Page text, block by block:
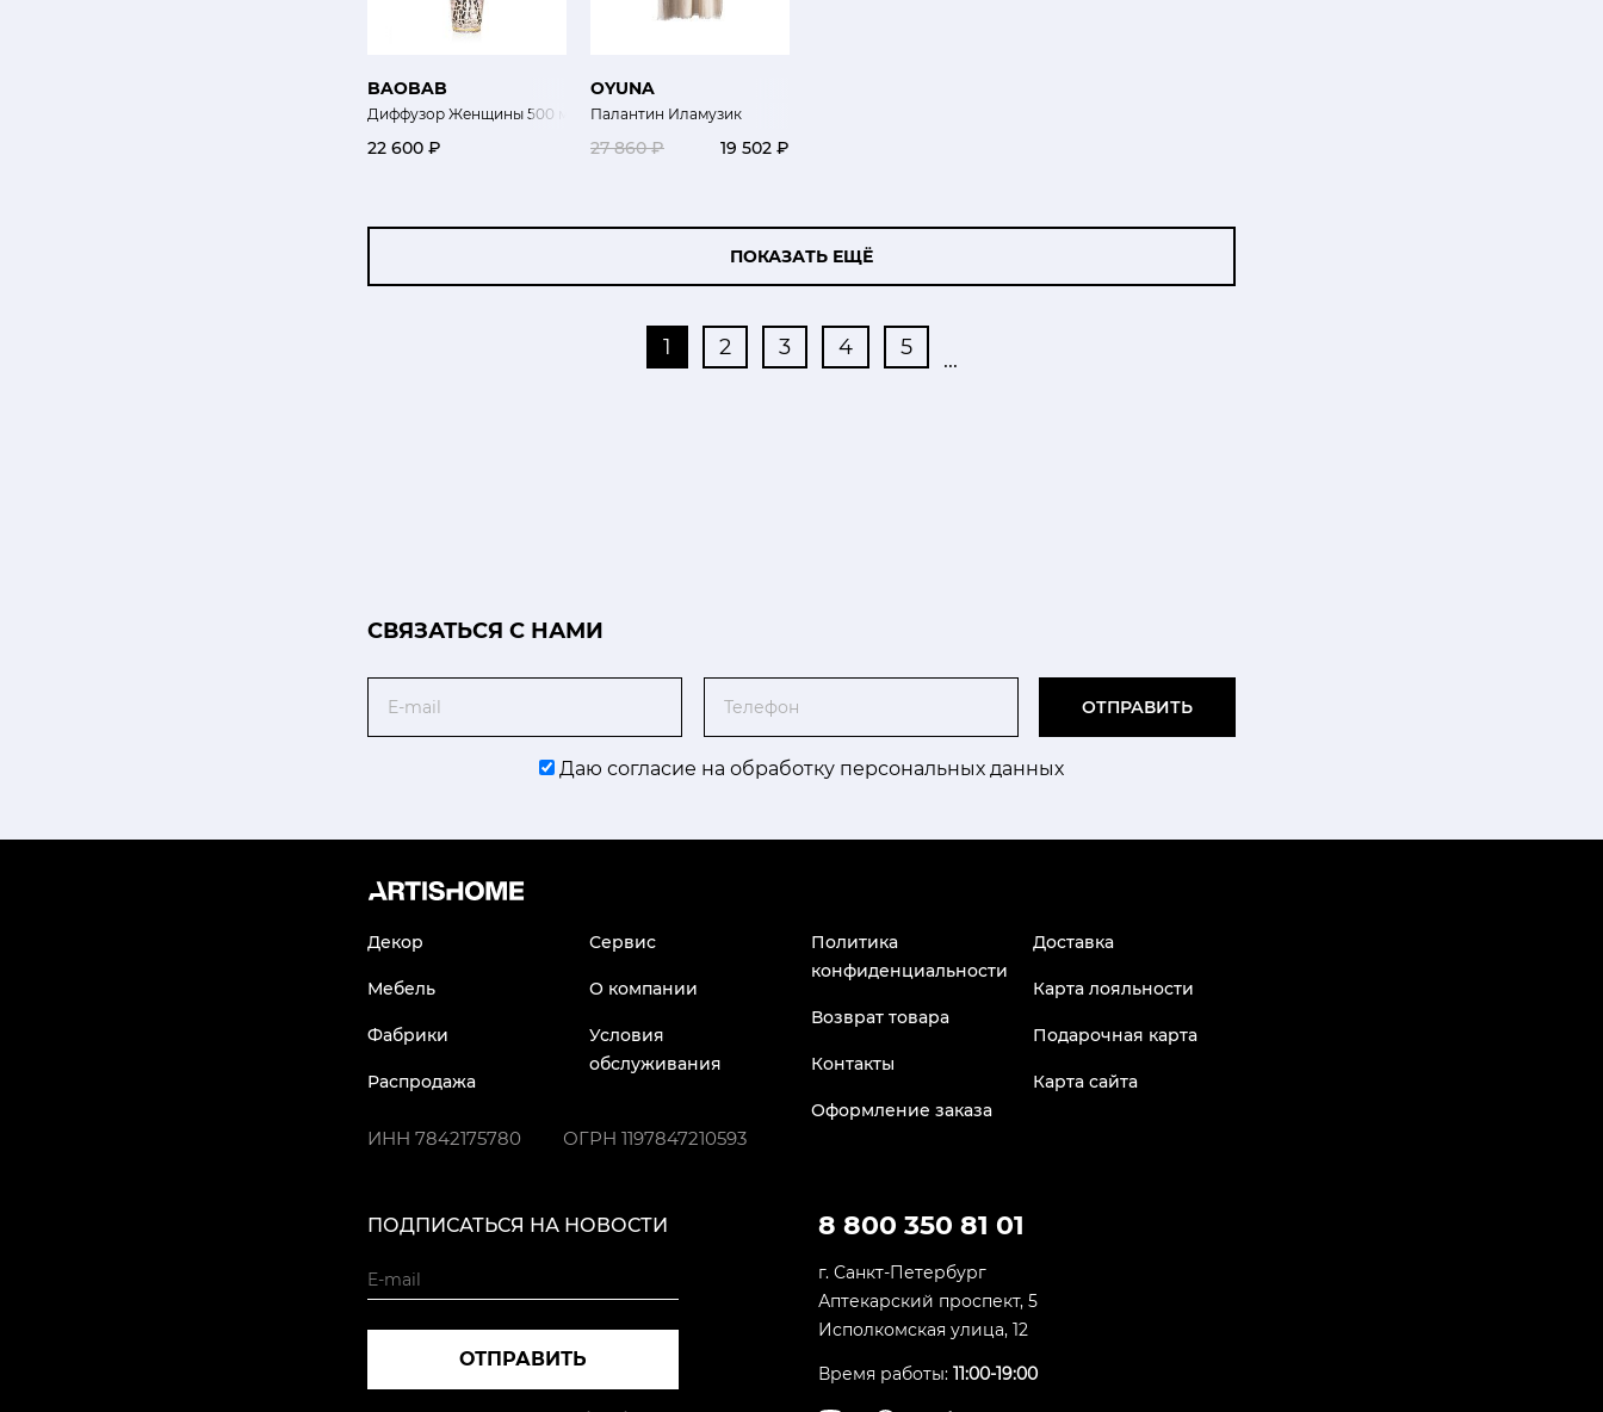
BAOBAB
Диффузор Женщины 500 мл
22 600 ₽
OYUNA
Палантин Иламузик
27 860 ₽ 19 502 ₽
ПОКАЗАТЬ ЕЩЁ
1 2 3 4 5 ...
CВЯЗАТЬСЯ С НАМИ
ОТПРАВИТЬ
Даю согласие на обработку персональных данных
Декор
Мебель
Фабрики
Распродажа
Сервис
О компании
Условия
обслуживания
Политика
конфиденциальности
Возврат товара
Контакты
Оформление заказа
Доставка
Карта лояльности
Подарочная карта
Карта сайта
ИНН 7842175780 ОГРН 1197847210593
8 800 350 81 01
г. Санкт-Петербург
Аптекарский проспект, 5
Исполкомская улица, 12
Время работы: 11:00-19:00
ПОДПИСАТЬСЯ НА НОВОСТИ
ОТПРАВИТЬ